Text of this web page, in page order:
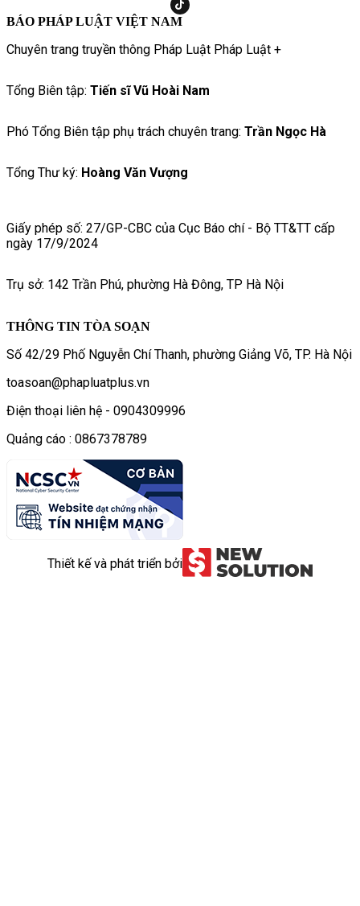
BÁO PHÁP LUẬT VIỆT NAM
Chuyên trang truyền thông Pháp Luật Pháp Luật +
Tổng Biên tập: Tiến sĩ Vũ Hoài Nam
Phó Tổng Biên tập phụ trách chuyên trang: Trần Ngọc Hà
Tổng Thư ký: Hoàng Văn Vượng
Giấy phép số: 27/GP-CBC của Cục Báo chí - Bộ TT&TT cấp
ngày 17/9/2024
Trụ sở: 142 Trần Phú, phường Hà Đông, TP Hà Nội
THÔNG TIN TÒA SOẠN
Số 42/29 Phố Nguyễn Chí Thanh, phường Giảng Võ, TP. Hà Nội
toasoan@phapluatplus.vn
Điện thoại liên hệ - 0904309996
Quảng cáo : 0867378789
Thiết kế và phát triển bởi